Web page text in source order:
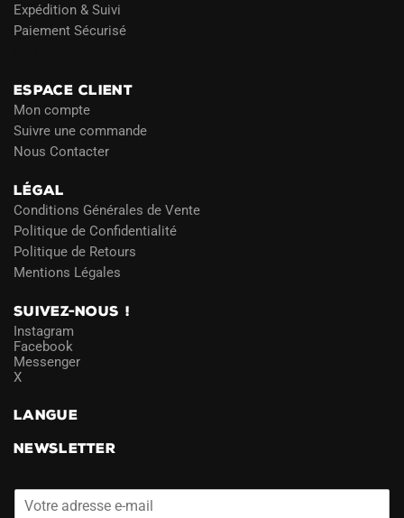
Expédition & Suivi
Paiement Sécurisé
ESPACE CLIENT
Mon compte
Suivre une commande
Nous Contacter
LÉGAL
Conditions Générales de Vente
Politique de Confidentialité
Politique de Retours
Mentions Légales
SUIVEZ-NOUS !
Instagram
Facebook
Messenger
X
LANGUE
NEWSLETTER